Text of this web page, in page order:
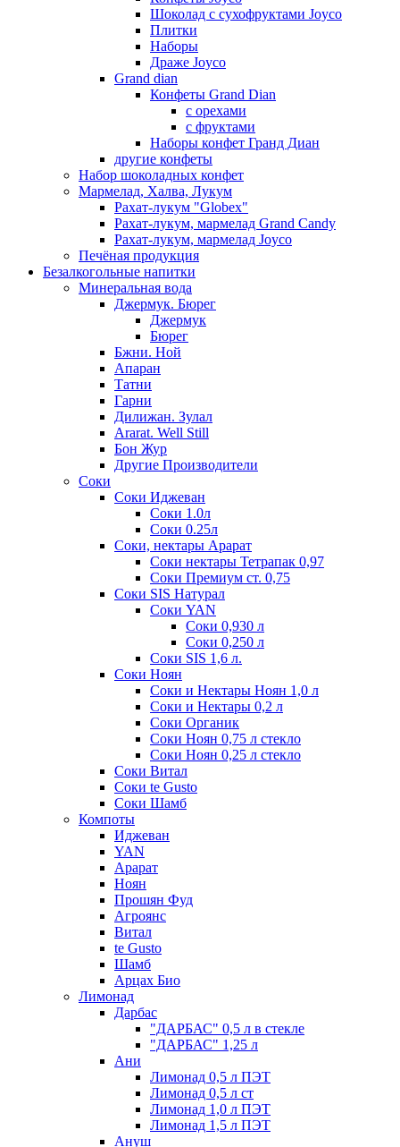
Шоколад с сухофруктами Joyco
Плитки
Наборы
Драже Joyco
Grand dian
Конфеты Grand Dian
с орехами
с фруктами
Наборы конфет Гранд Диан
другие конфеты
Набор шоколадных конфет
Мармелад, Халва, Лукум
Рахат-лукум "Globex"
Рахат-лукум, мармелад Grand Candy
Рахат-лукум, мармелад Joyco
Печёная продукция
Безалкогольные напитки
Минеральная вода
Джермук. Бюрег
Джермук
Бюрег
Бжни. Ной
Апаран
Татни
Гарни
Дилижан. Зулал
Ararat. Well Still
Бон Жур
Другие Производители
Соки
Соки Иджеван
Соки 1.0л
Соки 0.25л
Соки, нектары Арарат
Соки нектары Тетрапак 0,97
Соки Премиум ст. 0,75
Соки SIS Натурал
Соки YAN
Соки 0,930 л
Соки 0,250 л
Соки SIS 1,6 л.
Соки Ноян
Соки и Нектары Ноян 1,0 л
Соки и Нектары 0,2 л
Соки Органик
Соки Ноян 0,75 л стекло
Соки Ноян 0,25 л стекло
Соки Витал
Соки te Gusto
Соки Шамб
Компоты
Иджеван
YAN
Арарат
Ноян
Прошян Фуд
Агроянс
Витал
te Gusto
Шамб
Арцах Био
Лимонад
Дарбас
"ДАРБАС" 0,5 л в стекле
"ДАРБАС" 1,25 л
Ани
Лимонад 0,5 л ПЭТ
Лимонад 0,5 л ст
Лимонад 1,0 л ПЭТ
Лимонад 1,5 л ПЭТ
Ануш